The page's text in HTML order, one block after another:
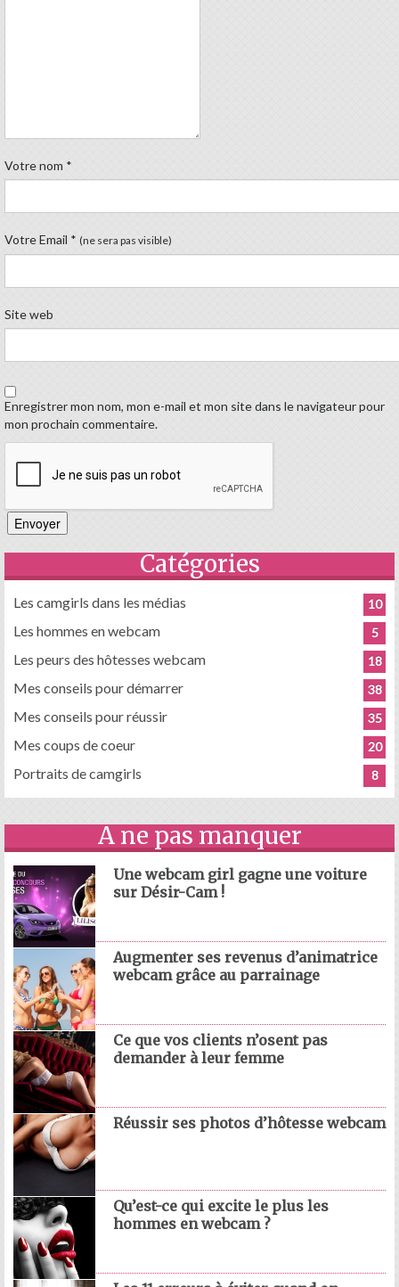
Votre nom *
Votre Email * (ne sera pas visible)
Site web
Enregistrer mon nom, mon e-mail et mon site dans le navigateur pour
mon prochain commentaire.
Catégories
Les camgirls dans les médias 10
Les hommes en webcam 5
Les peurs des hôtesses webcam 18
Mes conseils pour démarrer 38
Mes conseils pour réussir 35
Mes coups de coeur 20
Portraits de camgirls 8
A ne pas manquer
Une webcam girl gagne une voiture
sur Désir-Cam !
Augmenter ses revenus d’animatrice
webcam grâce au parrainage
Ce que vos clients n’osent pas
demander à leur femme
Réussir ses photos d’hôtesse webcam
Qu’est-ce qui excite le plus les
hommes en webcam ?